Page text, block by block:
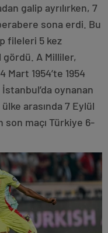
galip ayrılırken, 7
sona erdi. Bu
fileleri 5 kez
gördü. A Milliler,
Mart 1954’te 1954
oynanan
arasında 7 Eylül
son maçı Türkiye 6-